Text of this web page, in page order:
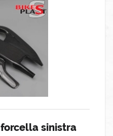
sinistra